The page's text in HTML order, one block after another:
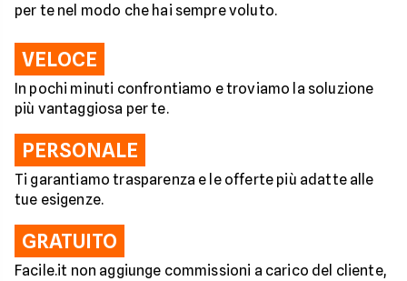
per te nel modo che hai sempre voluto.
VELOCE
In pochi minuti confrontiamo e troviamo la soluzione
più vantaggiosa per te.
PERSONALE
Ti garantiamo trasparenza e le offerte più adatte alle
tue esigenze.
GRATUITO
Facile.it non aggiunge commissioni a carico del cliente,